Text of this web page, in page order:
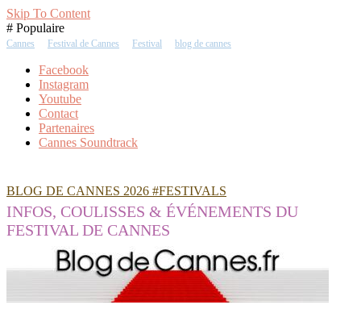
Skip To Content
# Populaire
Cannes Festival de Cannes Festival blog de cannes
Facebook
Instagram
Youtube
Contact
Partenaires
Cannes Soundtrack
BLOG DE CANNES 2026 #FESTIVALS
INFOS, COULISSES & ÉVÉNEMENTS DU
FESTIVAL DE CANNES